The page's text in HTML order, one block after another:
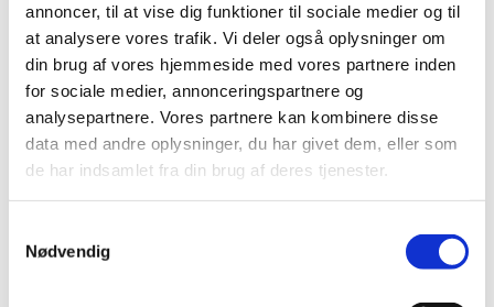
annoncer, til at vise dig funktioner til sociale medier og til
at analysere vores trafik. Vi deler også oplysninger om
din brug af vores hjemmeside med vores partnere inden
for sociale medier, annonceringspartnere og
analysepartnere. Vores partnere kan kombinere disse
data med andre oplysninger, du har givet dem, eller som
de har indsamlet fra din brug af deres tjenester.
Nødvendig
uanset om du er ung eller gammel.
.
Maden
Som regel får vi god gammeldags mad.
Men det hænder vores fantastiske kok Martin